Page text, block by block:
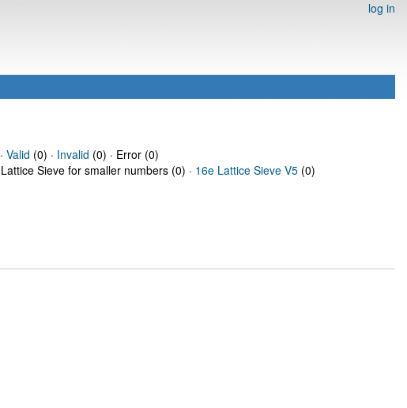
log in
Valid (0) · Invalid (0) · Error (0)
Sieve for smaller numbers (0) · 16e Lattice Sieve V5 (0)